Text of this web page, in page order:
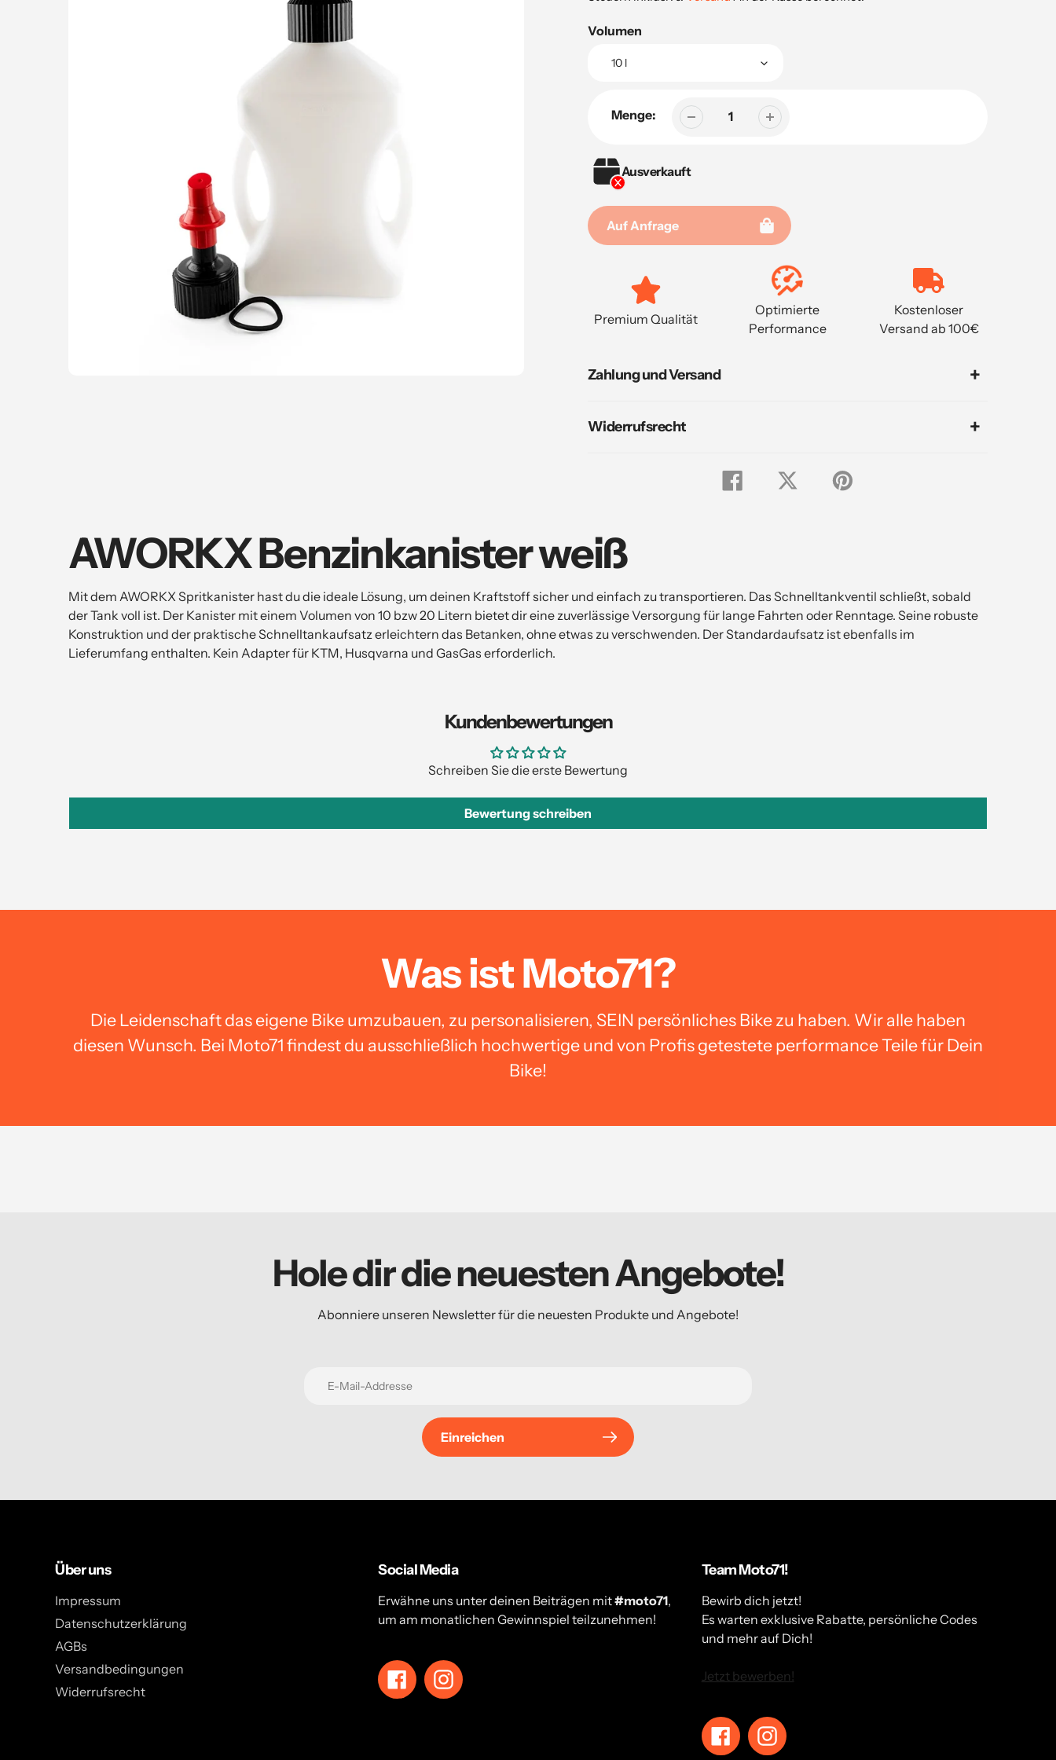
Volumen
Menge:
Ausverkauft
Auf Anfrage
Produkten
in
hinzufügen
Premium Qualität
Optimierte
Performance
Kostenloser
Versand ab 100€
Zahlung und Versand
Widerrufsrecht
Auf
Facebook
Tweet
auf
Pin
auf
AWORKX Benzinkanister weiß
Mit dem AWORKX Spritkanister hast du die ideale Lösung, um deinen Kraftstoff sicher und einfach zu transportieren. Das Schnelltankventil schließt, sobald
der Tank voll ist. Der Kanister mit einem Volumen von 10 bzw 20 Litern bietet dir eine zuverlässige Versorgung für lange Fahrten oder Renntage. Seine robuste
Konstruktion und der praktische Schnelltankaufsatz erleichtern das Betanken, ohne etwas zu verschwenden. Der Standardaufsatz ist ebenfalls im
Lieferumfang enthalten. Kein Adapter für KTM, Husqvarna und GasGas erforderlich.
Kundenbewertungen
Schreiben Sie die erste Bewertung
Bewertung schreiben
Was ist Moto71?
Die Leidenschaft das eigene Bike umzubauen, zu personalisieren, SEIN persönliches Bike zu haben. Wir alle haben
diesen Wunsch. Bei Moto71 findest du ausschließlich hochwertige und von Profis getestete performance Teile für Dein
Bike!
Hole dir die neuesten Angebote!
Abonniere unseren Newsletter für die neuesten Produkte und Angebote!
Einreichen
Über uns
Impressum
Datenschutzerklärung
AGBs
Versandbedingungen
Widerrufsrecht
Social Media
Erwähne uns unter deinen Beiträgen mit#moto71,
um am monatlichen Gewinnspiel teilzunehmen!
FacebookInstagram
Team Moto71!
Bewirb dich jetzt!
Es warten exklusive Rabatte, persönliche Codes
und mehr auf Dich!
Jetzt bewerben!
FacebookInstagram